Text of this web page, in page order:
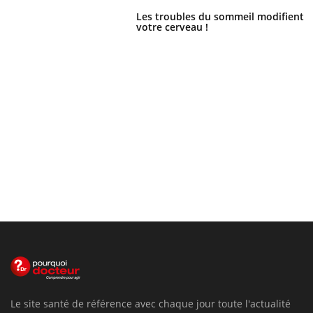
Les troubles du sommeil modifient
votre cerveau !
Le site santé de référence avec chaque jour toute l'actualité